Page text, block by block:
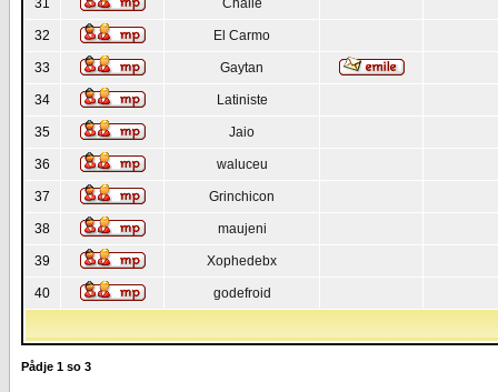
31 Châlle
32 El Carmo
33 Gaytan
34 Latiniste
35 Jaio
36 waluceu
37 Grinchicon
38 maujeni
39 Xophedebx
40 godefroid
Pådje 1 so 3